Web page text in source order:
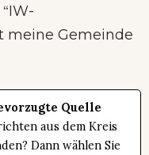
IW-
meine Gemeinde
Quelle
aus dem Kreis
Dann wählen Sie